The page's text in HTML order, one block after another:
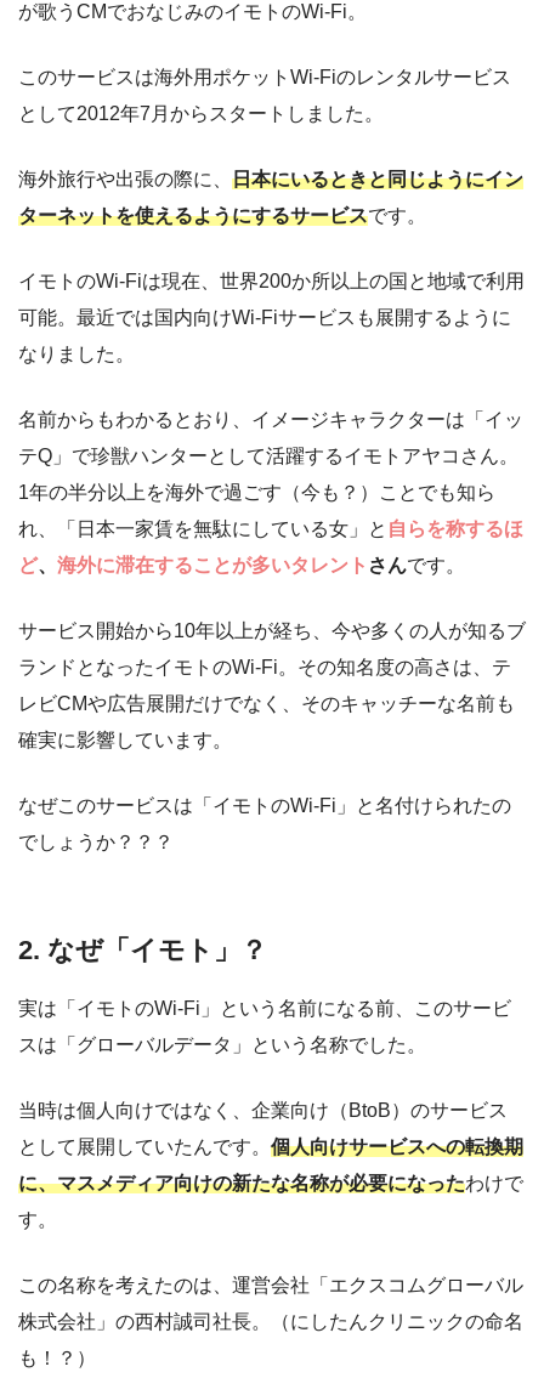
が歌うCMでおなじみのイモトのWi-Fi。
このサービスは海外用ポケットWi-Fiのレンタルサービス
として2012年7月からスタートしました。
海外旅行や出張の際に、 日本にいるときと同じようにイン
ターネットを使えるようにするサービスです。
イモトのWi-Fiは現在、世界200か所以上の国と地域で利用
可能。最近では国内向けWi-Fiサービスも展開するように
なりました。
名前からもわかるとおり、イメージキャラクターは「イッ
テQ」で珍獣ハンターとして活躍するイモトアヤコさん。
1年の半分以上を海外で過ごす（今も？）ことでも知ら
れ、「日本一家賃を無駄にしている女」と 自らを称するほ
ど、 海外に滞在することが多いタレント さんです。
サービス開始から10年以上が経ち、今や多くの人が知るブ
ランドとなったイモトのWi-Fi。その知名度の高さは、テ
レビCMや広告展開だけでなく、そのキャッチーな名前も
確実に影響しています。
なぜこのサービスは「イモトのWi-Fi」と名付けられたの
でしょうか？？？
2. なぜ「イモト」 ？
実は「イモトのWi-Fi」という名前になる前、このサービ
スは「グローバルデータ」という名称でした。
当時は個人向けではなく、企業向け（BtoB）のサービス
として展開していたんです。 個人向けサービスへの転換期
に、マスメディア向けの新たな名称が必要になったわけで
す。
この名称を考えたのは、運営会社「エクスコムグローバル
株式会社」の西村誠司社長。（にしたんクリニックの命名
も！？）